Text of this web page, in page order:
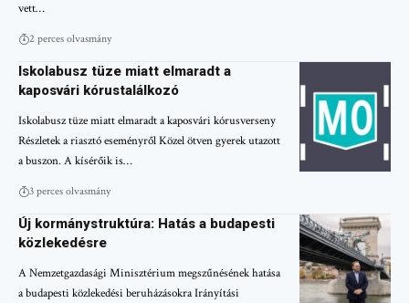
vett…
2 perces olvasmány
Iskolabusz tüze miatt elmaradt a
kaposvári kórustalálkozó
Iskolabusz tüze miatt elmaradt a kaposvári kórusverseny
Részletek a riasztó eseményről Közel ötven gyerek utazott
a buszon. A kísérőik is…
3 perces olvasmány
Új kormánystruktúra: Hatás a budapesti
közlekedésre
A Nemzetgazdasági Minisztérium megszűnésének hatása
a budapesti közlekedési beruházásokra Irányítási